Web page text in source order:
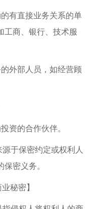
有直接业务关系的单
工商、银行、技术服
外部人员，如经营顾
的合作伙伴。
于保密约定或权利人
密义务。
秘密】